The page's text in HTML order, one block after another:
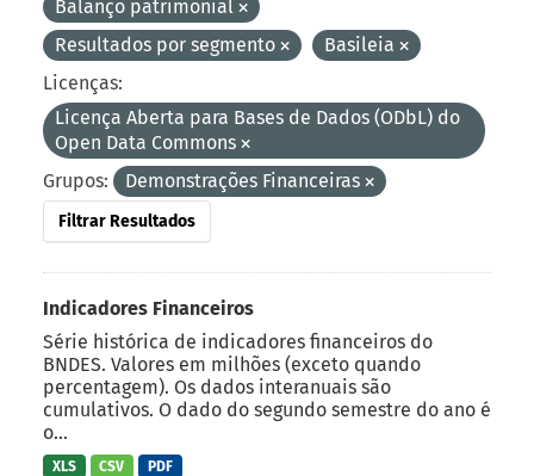
Balanço patrimonial
Resultados por segmento
Basileia
Licenças:
Licença Aberta para Bases de Dados (ODbL) do
Open Data Commons
Grupos:
Demonstrações Financeiras
Filtrar Resultados
Indicadores Financeiros
Série histórica de indicadores financeiros do
BNDES. Valores em milhões (exceto quando
percentagem). Os dados interanuais são
cumulativos. O dado do segundo semestre do ano é
o...
XLS CSV PDF